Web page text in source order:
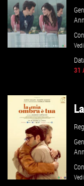
VAI ALLA SCHEDA
31